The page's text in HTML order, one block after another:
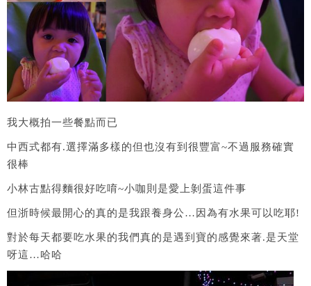
我大概拍一些餐點而已
中西式都有.選擇滿多樣的但也沒有到很豐富~不過服務確實
很棒
小林古點得麵很好吃唷~小咖則是愛上剝蛋這件事
但浙時候最開心的真的是我跟養身公…因為有水果可以吃耶!
對於每天都要吃水果的我們真的是遇到寶的感覺來著.是天堂
呀這…哈哈